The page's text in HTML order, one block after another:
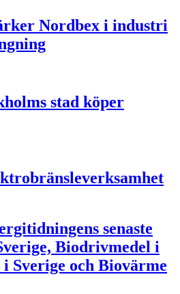
Nordbex i industri
stad köper
senaste
Biodrivmedel i
Sverige och Biovärme